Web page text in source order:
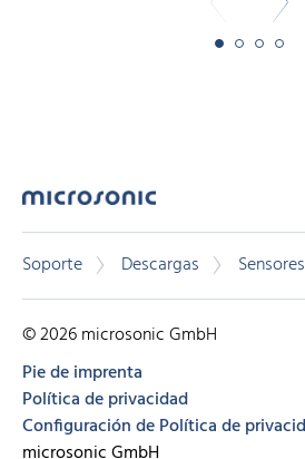
Soporte Descargas
© 2026 microsonic GmbH
Pie de imprenta
Política de privacidad
Configuración de Política de